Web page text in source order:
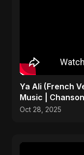
Ya Ali (French
Music |
EDM)
Oct 28, 2025